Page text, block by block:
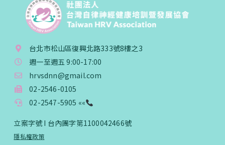
台北市松山區復興北路333號8樓之3
週一至週五 9:00-17:00
hrvsdnn@gmail.com
02-2546-0105
02-2547-5905 ««
立案字號 I 台內團字第1100042466號
隱私權政策